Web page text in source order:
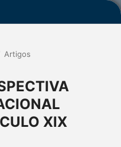
Artigos
XIX